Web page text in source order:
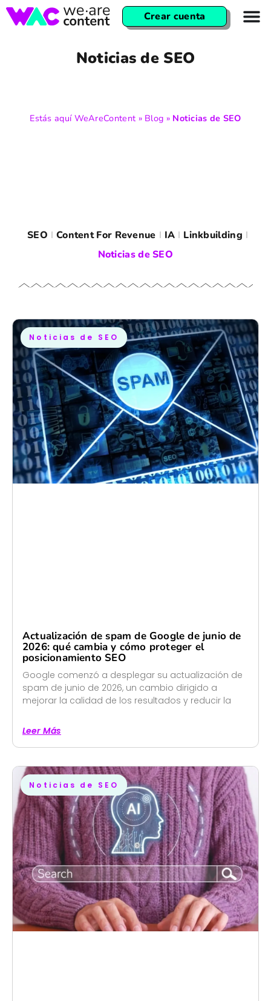
Crear cuenta
Noticias de SEO
Estás aquí WeAreContent » Blog » Noticias de SEO
SEO Content For Revenue IA
Linkbuilding
Noticias de SEO
Noticias de SEO
Actualización de spam de Google de junio de
2026: qué cambia y cómo proteger el
posicionamiento SEO
Google comenzó a desplegar su actualización de
spam de junio de 2026, un cambio dirigido a
mejorar la calidad de los resultados y reducir la
Leer Más
Noticias de SEO